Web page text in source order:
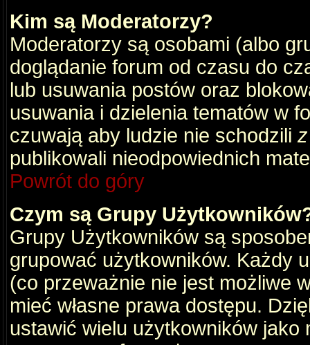
Kim są Moderatorzy?
Moderatorzy są osobami (albo
doglądanie forum od czasu do
lub usuwania postów oraz
usuwania i dzielenia tematów w
czuwają aby ludzie nie schodzili
publikowali nieodpowiednich
Powrót do góry
Czym są Grupy
Grupy Użytkowników są
grupować użytkowników. Każdy
(co przeważnie nie jest możliwe
mieć własne prawa dostępu.
ustawić wielu użytkowników